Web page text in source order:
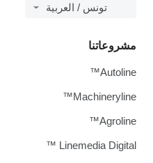
تونس / العربية
مشروعاتنا
Autoline™
Machineryline™
Agroline™
Linemedia Digital ™